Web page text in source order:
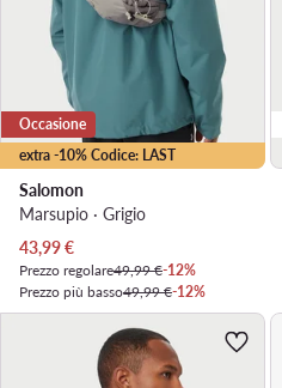
extra -10% Codice: LAST
Occasione
Salomon
Marsupio · Grigio
Prezzo attuale
43,99€
Prezzo regolare49,99 €-12%
Prezzo più basso49,99 €-12%